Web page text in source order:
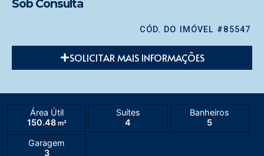
Sob Consulta
CÓD. DO IMÓVEL #85547
SOLICITAR MAIS INFORMAÇÕES
Área Útil
150.48m²
Suítes
4
Banheiros
5
Garagem
3